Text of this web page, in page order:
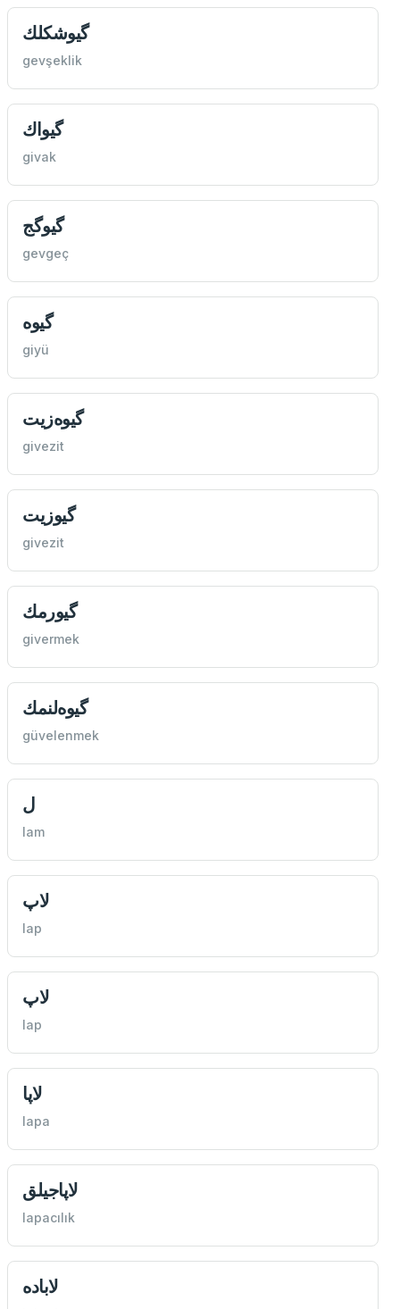
گیوشكلك
gevşeklik
گیواك
givak
گیوگج
gevgeç
گیوه
giyü
گیوه‌زيت
givezit
گیوزيت
givezit
گیورمك
givermek
گیوه‌لنمك
güvelenmek
ل
lam
لاپ
lap
لاپ
lap
لاپا
lapa
لاپاجيلق
lapacılık
لاباده